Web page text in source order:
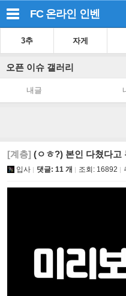
FC 온라인 인벤
3추 자게
오픈 이슈 갤러리
내글
[계층] (ㅇㅎ?) 본인 다쳤다고
입사 댓글: 11 개 조회: 16892